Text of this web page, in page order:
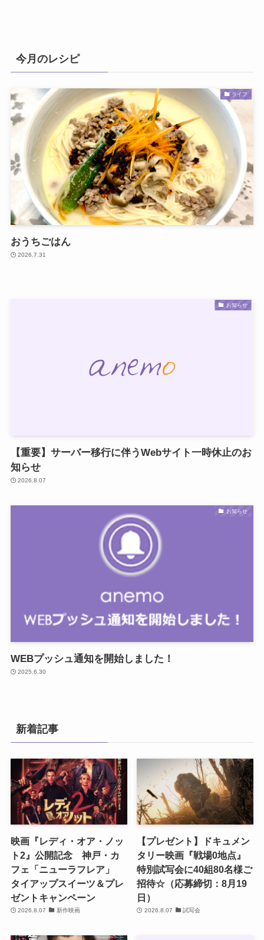
今月のレシピ
ライフ
おうちごはん
2026.7.31
お知らせ
【重要】サーバー移行に伴うWebサイト一時休止のお
知らせ
2026.8.07
お知らせ
WEBプッシュ通知を開始しました！
2025.6.30
新着記事
映画『レディ・オア・ノッ
ト2』公開記念 神戸・カ
フェ「ニューラフレア」
タイアップスイーツ＆プレ
ゼントキャンペーン
2026.8.07 新作映画
【プレゼント】ドキュメン
タリー映画『戦場0地点』
特別試写会に40組80名様ご
招待☆（応募締切：8月19
日）
2026.8.07 試写会